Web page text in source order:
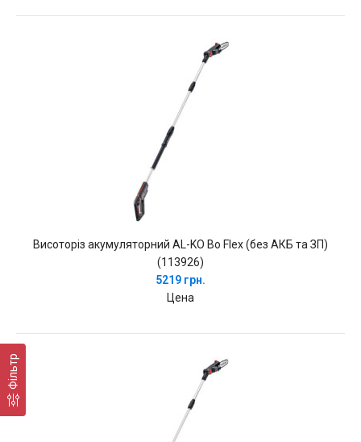
Фільтр
Висоторіз акумуляторний AL-KO Bo Flex (без АКБ та ЗП)
(113926)
5219 грн.
Цена